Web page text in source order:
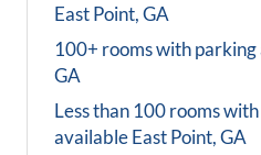
East Point, GA
100+ rooms with
GA
Less than 100 rooms
availableEast Point, GA